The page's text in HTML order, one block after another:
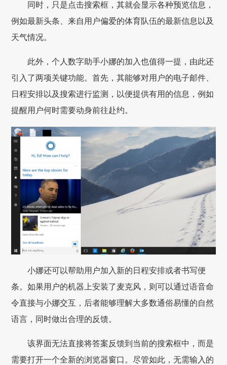
同时，只是点击搜索框，其就会显示各种预览信息，
例如最新头条、来自用户偏爱的体育队伍的最新信息以及
天气情况。
此外，个人数字助手小娜的加入也值得一提，由此还
引入了两项关键功能。首先，其能够对用户的电子邮件、
日程安排以及搜索进行监测，以便提供有用的信息，例如
提醒用户何时需要动身前往赴约。
小娜还可以帮助用户加入新的日程安排或者书写便
条。如果用户的机器上安装了麦克风，则可以通过语音命
令直接与小娜交互，后者能够理解大多数通俗易懂的自然
语言，同时做出合理的反馈。
该界面无法直接将答案反馈到当前的搜索框中，而是
需要打开一个全新的浏览器窗口。尽管如此，无需输入的